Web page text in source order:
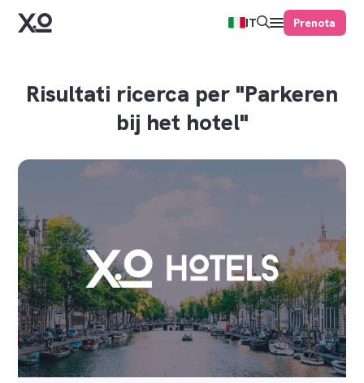
IT Prenota
Risultati ricerca per "Parkeren
bij het hotel"